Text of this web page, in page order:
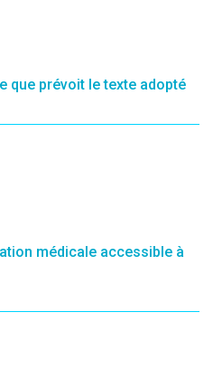
que prévoit le texte adopté
médicale accessible à